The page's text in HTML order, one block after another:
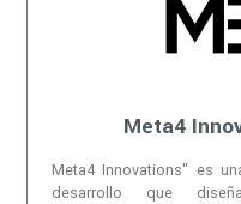
Meta4
Meta4 Innovations" es
desarrollo que